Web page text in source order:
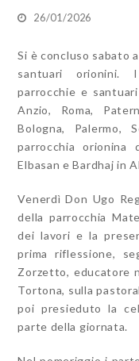
26/01/2026
Si è concluso sabato
santuari orionini.
parrocchie e
Anzio, Roma,
Bologna, Palermo,
parrocchia
Elbasan e Bardhaj in
Venerdì Don Ugo
della parrocchia
dei lavori e la
prima riflessione,
Zorzetto, educatore
Tortona, sulla
poi presieduto la
parte della giornata.